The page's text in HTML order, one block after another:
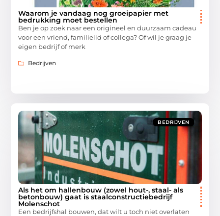
Waarom je vandaag nog groeipapier met
bedrukking moet bestellen
Ben je op zoek naar een origineel en duurzaam cadeau
voor een vriend, familielid of collega? Of wil je graag je
eigen bedrijf of merk
Bedrijven
BEDRIJVEN
Als het om hallenbouw (zowel hout-, staal- als
betonbouw) gaat is staalconstructiebedrijf
Molenschot
Een bedrijfshal bouwen, dat wilt u toch niet overlaten